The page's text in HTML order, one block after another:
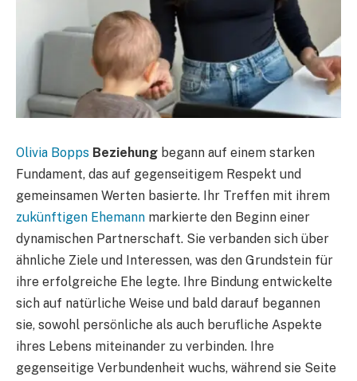
Olivia Bopps Beziehung begann auf einem starken
Fundament, das auf gegenseitigem Respekt und
gemeinsamen Werten basierte. Ihr Treffen mit ihrem
zukünftigen Ehemann markierte den Beginn einer
dynamischen Partnerschaft. Sie verbanden sich über
ähnliche Ziele und Interessen, was den Grundstein für
ihre erfolgreiche Ehe legte. Ihre Bindung entwickelte
sich auf natürliche Weise und bald darauf begannen
sie, sowohl persönliche als auch berufliche Aspekte
ihres Lebens miteinander zu verbinden. Ihre
gegenseitige Verbundenheit wuchs, während sie Seite